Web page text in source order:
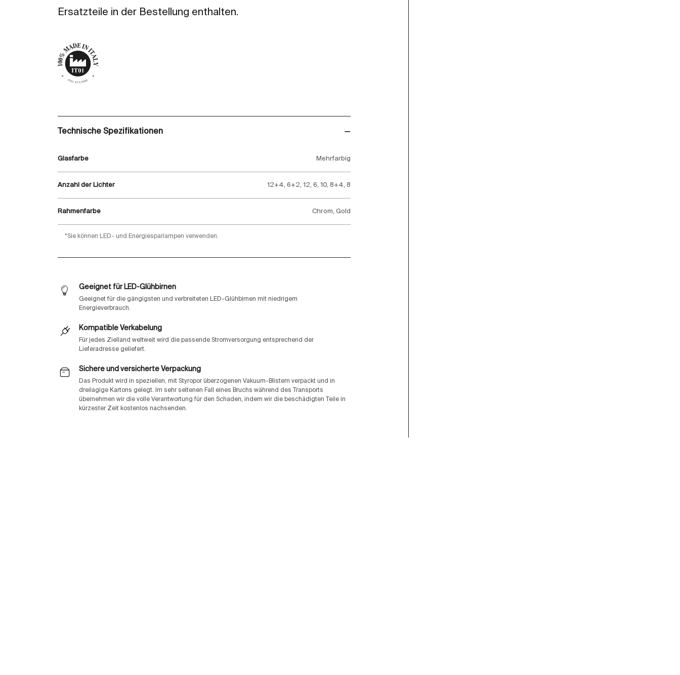
Ersatzteile in der Bestellung enthalten.
Technische Spezifikationen
Glasfarbe Mehrfarbig
Anzahl der Lichter 12+4, 6+2, 12, 6, 10, 8+4, 8
Rahmenfarbe Chrom, Gold
*Sie können LED- und Energiesparlampen verwenden.
Geeignet für LED-Glühbirnen
Geeignet für die gängigsten und verbreiteten LED-Glühbirnen mit niedrigem
Energieverbrauch.
Kompatible Verkabelung
Für jedes Zielland weltweit wird die passende Stromversorgung entsprechend der
Lieferadresse geliefert.
Sichere und versicherte Verpackung
Das Produkt wird in speziellen, mit Styropor überzogenen Vakuum-Blistern verpackt und in
dreilagige Kartons gelegt. Im sehr seltenen Fall eines Bruchs während des Transports
übernehmen wir die volle Verantwortung für den Schaden, indem wir die beschädigten Teile in
kürzester Zeit kostenlos nachsenden.